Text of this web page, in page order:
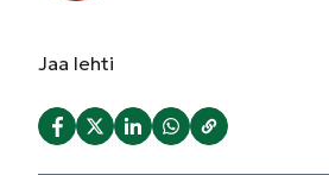
Jaa lehti